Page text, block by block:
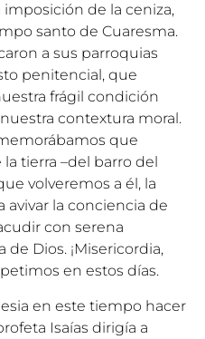
imposición de la ceniza,
santo de Cuaresma.
a sus parroquias
penitencial, que
frágil condición
contextura moral.
que
tierra –del barro del
volveremos a él, la
avivar la conciencia de
con serena
Dios. ¡Misericordia,
en estos días.
en este tiempo hacer
Isaías dirigía a